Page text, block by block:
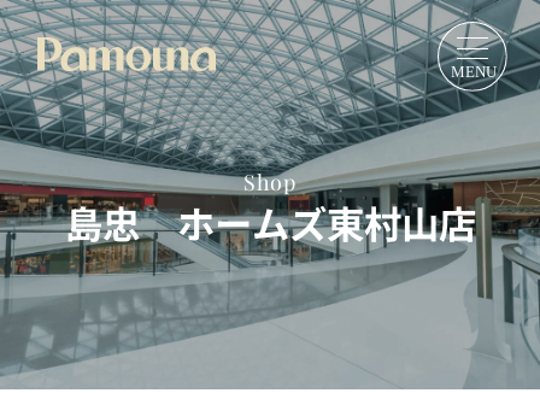
Shop
島忠 ホームズ東村山店